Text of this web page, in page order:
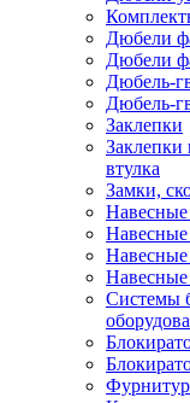
Дюбели
Дюбели
Дюбель-
Дюбель-
Заклепки
Заклепки
втулка
Замки,
Навесные
Навесные
Навесные
Навесные
Системы